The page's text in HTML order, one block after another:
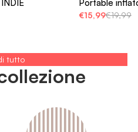
Portable
€15,99€19,99
tutto